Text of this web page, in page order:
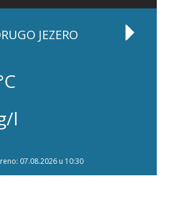
JEZERO
l
07.08.2026 u 10:30